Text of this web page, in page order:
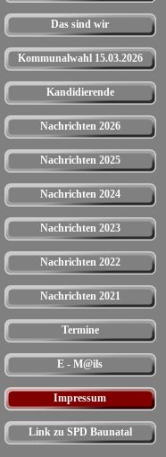
Das sind wir
Kommunalwahl 15.03.2026
Kandidierende
Nachrichten 2026
Nachrichten 2025
Nachrichten 2024
Nachrichten 2023
Nachrichten 2022
Nachrichten 2021
Termine
E - M@ils
Impressum
Link zu SPD Baunatal